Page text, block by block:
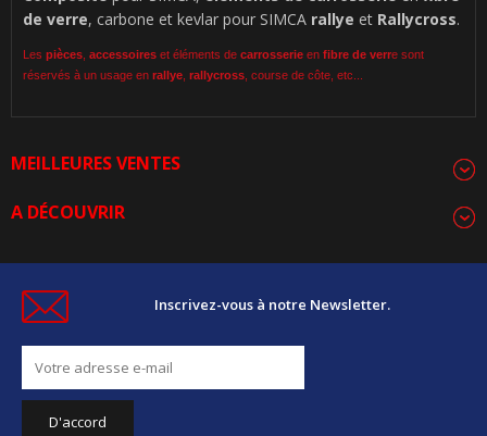
de verre, carbone et kevlar pour SIMCA rallye et Rallycross.
Les pièces accessoires et éléments de carrosserie en fibre de verre sont
réservés à un usage en rallye rallycross , course de côte, etc...
MEILLEURES VENTES
A DÉCOUVRIR
Inscrivez-vous à notre Newsletter.